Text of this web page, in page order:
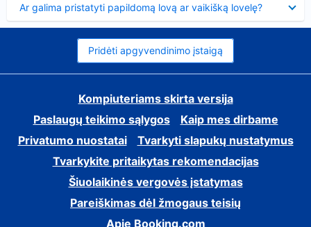
Ar galima pristatyti papildomą lovą ar vaikišką lovelę?
Pridėti apgyvendinimo įstaigą
Kompiuteriams skirta versija
Paslaugų teikimo sąlygos
Kaip mes dirbame
Privatumo nuostatai
Tvarkyti slapukų nustatymus
Tvarkykite pritaikytas rekomendacijas
Šiuolaikinės vergovės įstatymas
Pareiškimas dėl žmogaus teisių
Apie Booking.com